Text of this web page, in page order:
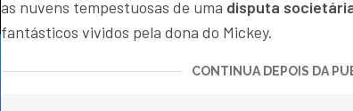
as nuvens tempestuosas de uma disputa
fantásticos vividos pela dona do Mickey.
CONTINUA DEPOIS DA